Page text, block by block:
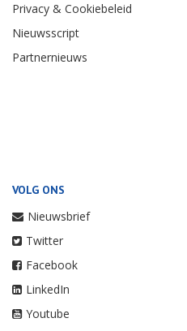
Privacy & Cookiebeleid
Nieuwsscript
Partnernieuws
VOLG ONS
Nieuwsbrief
Twitter
Facebook
LinkedIn
Youtube